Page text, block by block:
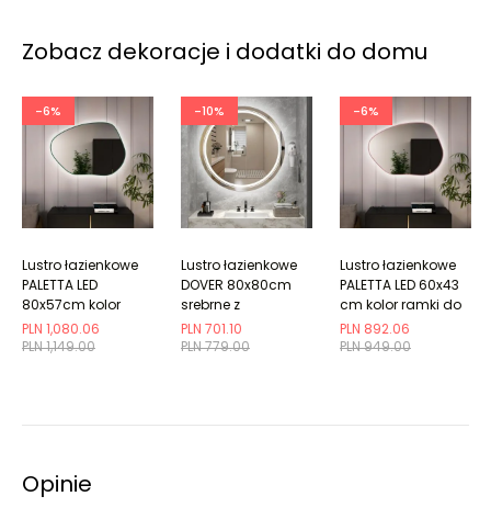
Zobacz dekoracje i dodatki do domu
-6%
PLN 1,149.00
PLN 1,080.06
Lustro łazienkowe
PALETTA LED
80x57cm kolor
ramki do wyboru
-10%
PLN 779.00
PLN 701.10
Lustro łazienkowe
DOVER 80x80cm
srebrne z
oświetleniem LED
-6%
PLN 949.00
PLN 892.06
Lustro łazienkowe
PALETTA LED 60x43
cm kolor ramki do
wyboru
Opinie